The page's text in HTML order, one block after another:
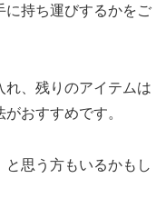
に持ち運びするかをご
れ、残りのアイテムは
おすすめです。
と思う方もいるかもし